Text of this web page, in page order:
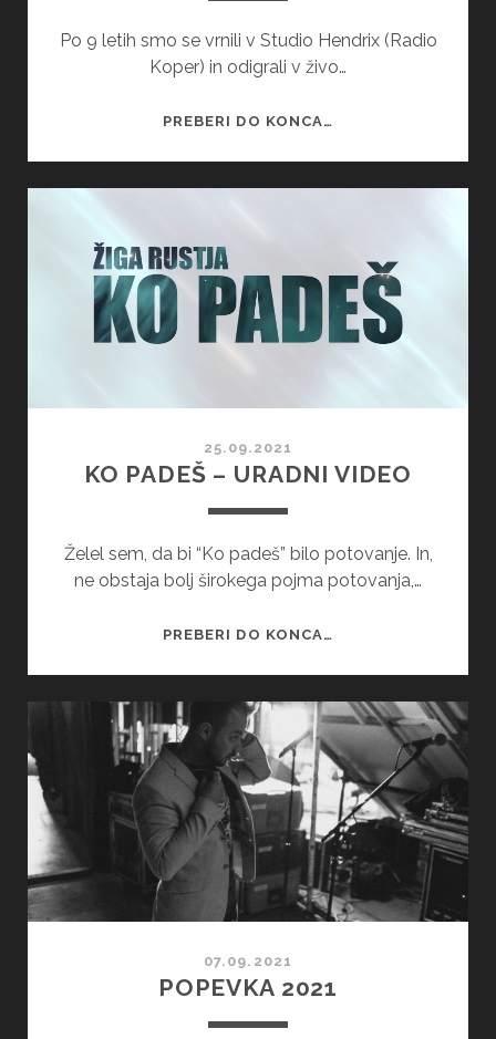
Po 9 letih smo se vrnili v Studio Hendrix (Radio
Koper) in odigrali v živo…
PREBERI DO KONCA…
25.09.2021
KO PADEŠ – URADNI VIDEO
Želel sem, da bi “Ko padeš” bilo potovanje. In,
ne obstaja bolj širokega pojma potovanja,…
PREBERI DO KONCA…
URADNI
VIDEO
07.09.2021
POPEVKA 2021